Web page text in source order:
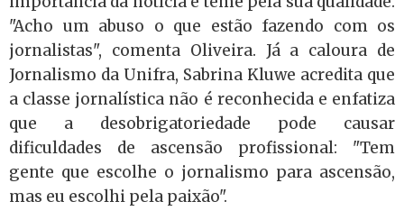
"Acho um abuso o que estão fazendo com os
jornalistas", comenta Oliveira. Já a caloura de
Jornalismo da Unifra, Sabrina Kluwe acredita que
a classe jornalística não é reconhecida e enfatiza
que a desobrigatoriedade pode causar
dificuldades de ascensão profissional: "Tem
gente que escolhe o jornalismo para ascensão,
mas eu escolhi pela paixão".